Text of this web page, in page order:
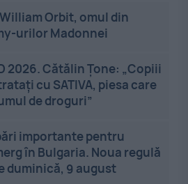
Orbit, omul din
urilor Madonnei
2026. Cătălin Țone: „Copiii
cu SATIVA, piesa care
de droguri”
importante pentru
în Bulgaria. Noua regulă
duminică, 9 august